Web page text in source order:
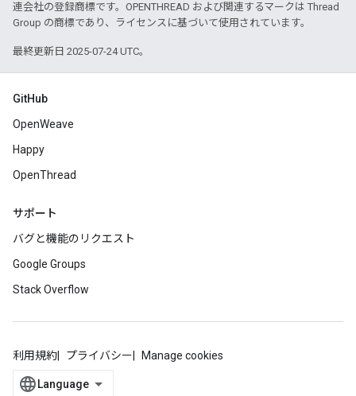
連会社の登録商標です。OPENTHREAD および関連するマークは Thread
Group の商標であり、ライセンスに基づいて使用されています。
最終更新日 2025-07-24 UTC。
GitHub
OpenWeave
Happy
OpenThread
サポート
バグと機能のリクエスト
Google Groups
Stack Overflow
利用規約 プライバシー Manage cookies